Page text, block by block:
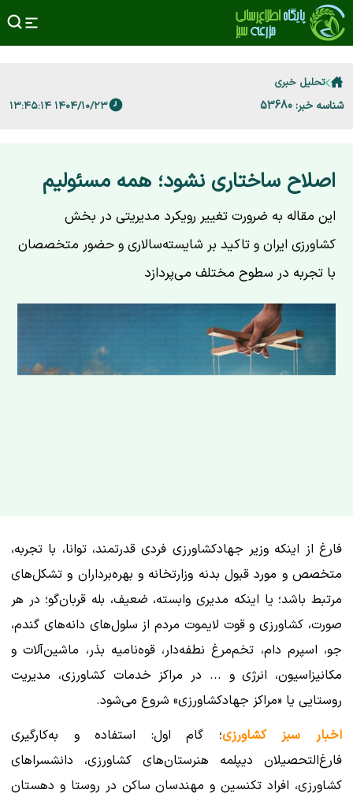
تحلیل خبری
شناسه خبر: 53680 ۱۴۰۴/۱۰/۲۳ ۱۳:۴۵:۱۴
اصلاح ساختاری نشود؛ همه مسئولیم
این مقاله به ضرورت تغییر رویکرد مدیریتی در بخش
کشاورزی ایران و تاکید بر شایسته‌سالاری و حضور متخصصان
با تجربه در سطوح مختلف می‌پردازد
فارغ از اینکه وزیر جهادکشاورزی فردی قدرتمند، توانا، با تجربه،
متخصص و مورد قبول بدنه وزارتخانه و بهره‌برداران و تشکل‌های
مرتبط باشد؛ یا اینکه مدیری وابسته، ضعیف، بله قربان‌گو؛ در هر
صورت، کشاورزی و قوت لایموت مردم از سلول‌های دانه‌های گندم،
جو، اسپرم دام، تخم‌مرغ نطفه‌دار، قوه‌نامیه بذر، ماشین‌آلات و
مکانیزاسیون، انرژی و ... در مراکز خدمات کشاورزی، مدیریت
روستایی یا «مراکز جهادکشاورزی» شروع می‌شود.
اخبار سبز کشاورزی؛ گام اول: استفاده و به‌کارگیری
فارغ‌التحصیلان دیپلمه هنرستان‌های کشاورزی، دانشسراهای
کشاورزی، افراد تکنسین و مهندسان ساکن در روستا و دهستان